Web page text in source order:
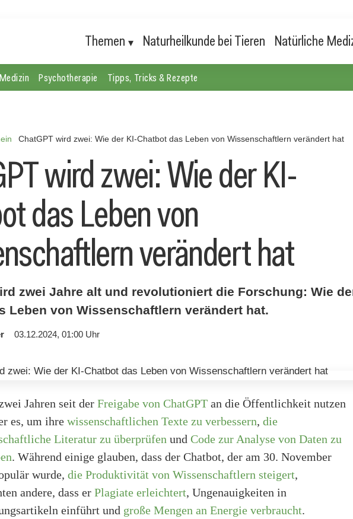
Themen Naturheilkunde bei Tieren Natürliche
Psychotherapie Tipps, Tricks & Rezepte
ChatGPT wird zwei: Wie der KI-Chatbot das Leben von Wissenschaftlern verändert hat
wird zwei: Wie der KI-
das Leben von
verändert hat
zwei Jahre alt und revolutioniert die Forschung: Wie
Leben von Wissenschaftlern verändert hat.
03.12.2024, 01:00 Uhr
Jahren seit der Freigabe von ChatGPT an die Öffentlichkeit nutzen
es, um ihre wissenschaftlichen Texte zu verbessern, die
Literatur zu überprüfen und Code zur Analyse von Daten zu
. Während einige glauben, dass der Chatbot, der am 30. November
wurde, die Produktivität von Wissenschaftlern steigert,
andere, dass er Plagiate erleichtert, Ungenauigkeiten in
einführt und große Mengen an Energie verbraucht.